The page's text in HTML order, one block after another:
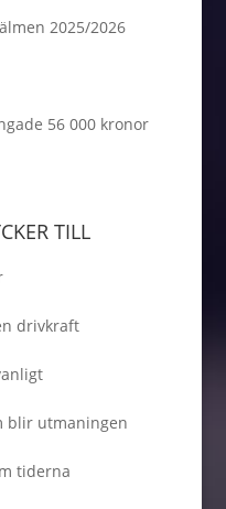
2025/2026
56 000 kronor
TILL
drivkraft
blir utmaningen
tiderna